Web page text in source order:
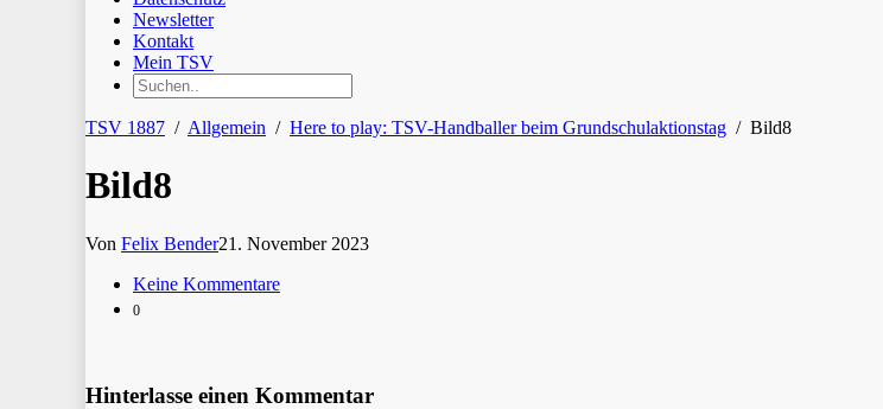
Newsletter
Kontakt
Mein TSV
TSV 1887 / Allgemein / Here to play: TSV-Handballer beim Grundschulaktionstag / Bild8
Bild8
Von Felix Bender21. November 2023
Keine Kommentare
0
Hinterlasse einen Kommentar